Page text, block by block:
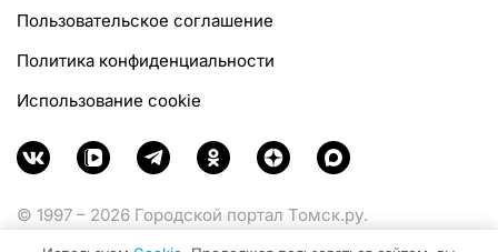
Пользовательское соглашение
Политика конфиденциальности
Использование cookie
© 1997 – 2026 Городской портал Томск.ру.